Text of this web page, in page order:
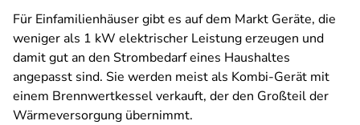
Für Einfamilienhäuser gibt es auf dem Markt Geräte, die
weniger als 1 kW elektrischer Leistung erzeugen und
damit gut an den Strombedarf eines Haushaltes
angepasst sind. Sie werden meist als Kombi-Gerät mit
einem Brennwertkessel verkauft, der den Großteil der
Wärmeversorgung übernimmt.